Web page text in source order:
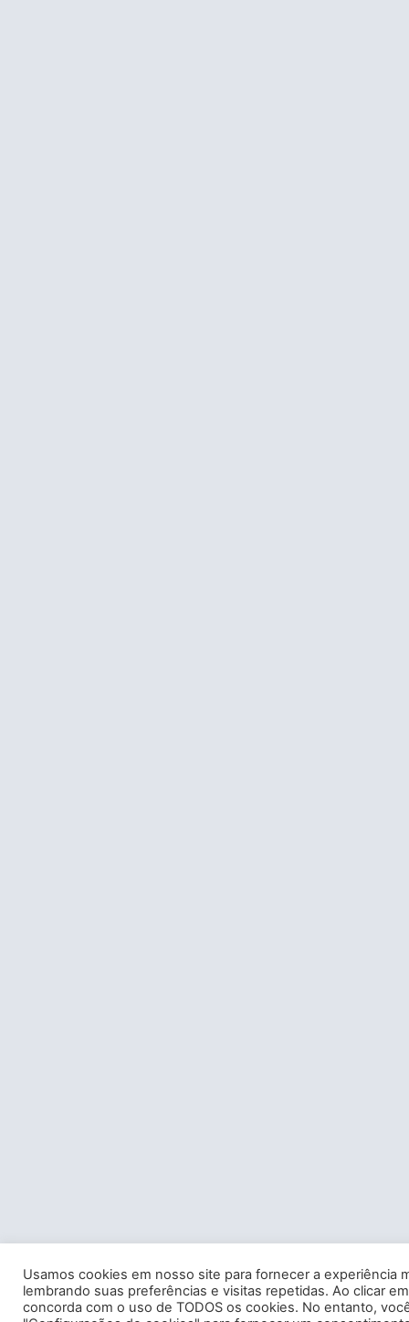
Usamos cookies em nosso site para fornecer a experiência
lembrando suas preferências e visitas repetidas. Ao clicar
concorda com o uso de TODOS os cookies. No entanto,